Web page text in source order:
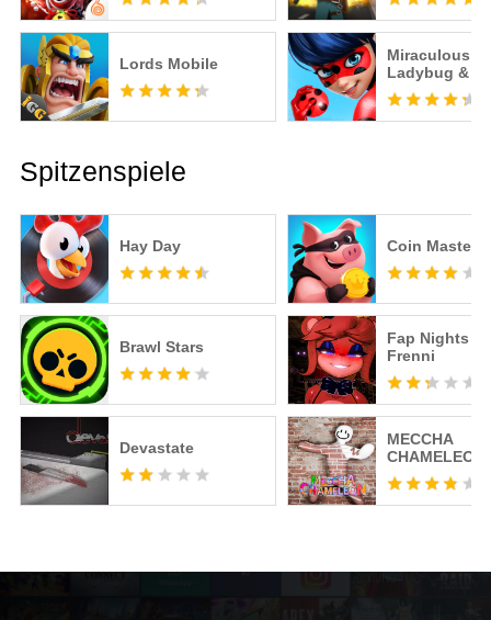
Lords Mobile
Miraculous
Ladybug &
– Offizielles
Spitzenspiele
Hay Day
Brawl Stars
Devastate
Coin Master
Fap Nights at
Frenni
MECCHA
CHAMELEON